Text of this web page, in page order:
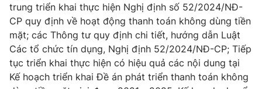
® Cấm sao chép dưới mọi hình thức nếu không có sự chấp
thuận bằng văn bản. Ghi rõ nguồn VTV.vn khi phát hành lại
thông tin từ website này.
trung triển khai thực hiện Nghị định số 52/2024/NĐ-
CP quy định về hoạt động thanh toán không dùng tiền
mặt; các Thông tư quy định chi tiết, hướng dẫn Luật
Các tổ chức tín dụng, Nghị định 52/2024/NĐ-CP; Tiếp
tục triển khai thực hiện có hiệu quả các nội dung tại
Kế hoạch triển khai Đề án phát triển thanh toán không